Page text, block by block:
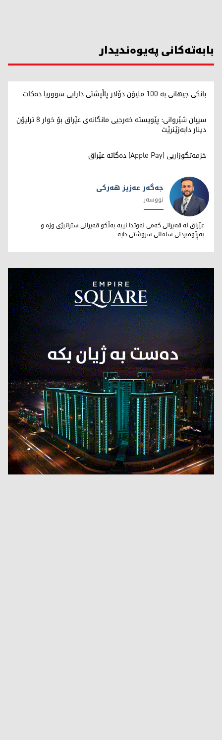
بابەتەکانی پەیوەندیدار
بانکی جیهانی بە 100 ملیۆن دۆلار پاڵپشتی دارایی سووریا دەکات
سیپان شێروانی: پێویستە خەرجیی مانگانەی عێراق بۆ خوار 8 ترلیۆن
دینار دابەزێنرێت
خزمەتگوزاریی (Apple Pay) دەگاتە عێراق
جەگەر عەزیز هەرکی
جەگەر عەزیز هەرکی
نووسەر
عێراق لە قەیرانی کەمی نەوتدا نییە بەڵکو قەیرانی ستراتیژی وزە و
بەڕێوەبردنی سامانی سروشتی دایە